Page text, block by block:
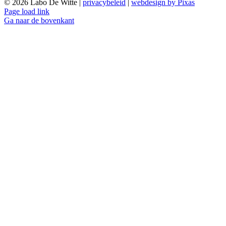
© 2026 Labo De Witte | privacybeleid
webdesign by Pixas
Page load link
Ga naar de bovenkant